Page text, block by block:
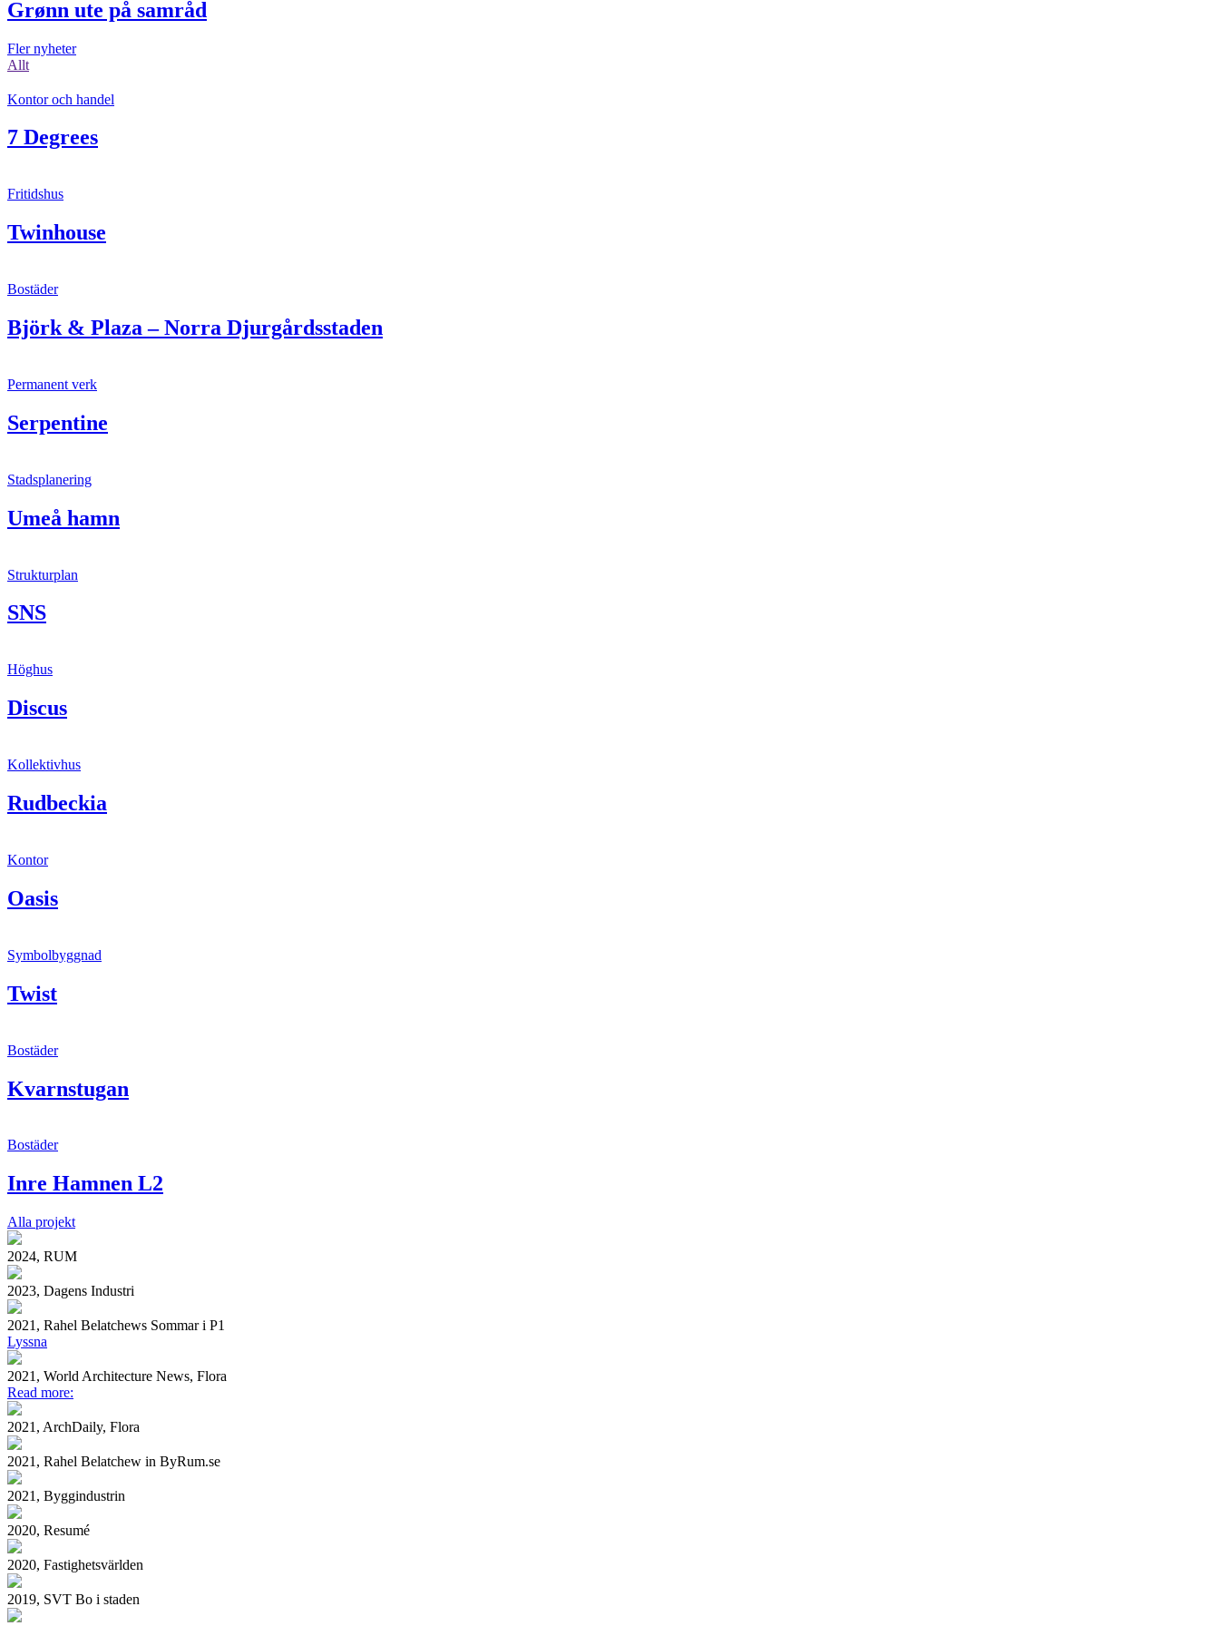
Grønn ute på samråd
Fler nyheter
Allt
Kontor och handel
7 Degrees
Fritidshus
Twinhouse
Bostäder
Björk & Plaza – Norra Djurgårdsstaden
Permanent verk
Serpentine
Stadsplanering
Umeå hamn
Strukturplan
SNS
Höghus
Discus
Kollektivhus
Rudbeckia
Kontor
Oasis
Symbolbyggnad
Twist
Bostäder
Kvarnstugan
Bostäder
Inre Hamnen L2
Alla projekt
2024, RUM
2023, Dagens Industri
2021, Rahel Belatchews Sommar i P1
Lyssna
2021, World Architecture News, Flora
Read more:
2021, ArchDaily, Flora
2021, Rahel Belatchew in ByRum.se
2021, Byggindustrin
2020, Resumé
2020, Fastighetsvärlden
2019, SVT Bo i staden